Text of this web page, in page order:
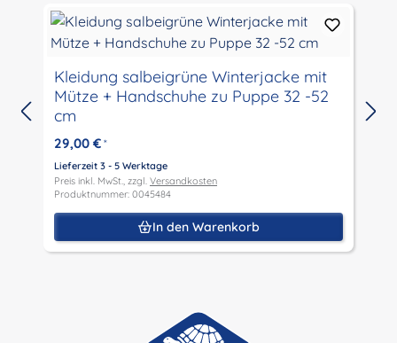
Kleidung salbeigrüne Winterjacke mit
Mütze + Handschuhe zu Puppe 32 -52
cm
29,00 € *
Lieferzeit 3 - 5 Werktage
Preis inkl. MwSt., zzgl. Versandkosten
Produktnummer: 0045484
In den Warenkorb